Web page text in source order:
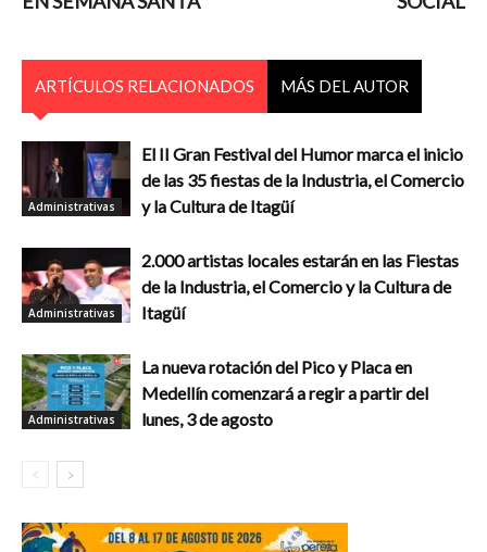
ARTÍCULOS RELACIONADOS MÁS DEL AUTOR
Administrativas
El II Gran Festival del Humor marca el inicio
de las 35 fiestas de la Industria, el Comercio
y la Cultura de Itagüí
Administrativas
2.000 artistas locales estarán en las Fiestas
de la Industria, el Comercio y la Cultura de
Itagüí
Administrativas
La nueva rotación del Pico y Placa en
Medellín comenzará a regir a partir del
lunes, 3 de agosto